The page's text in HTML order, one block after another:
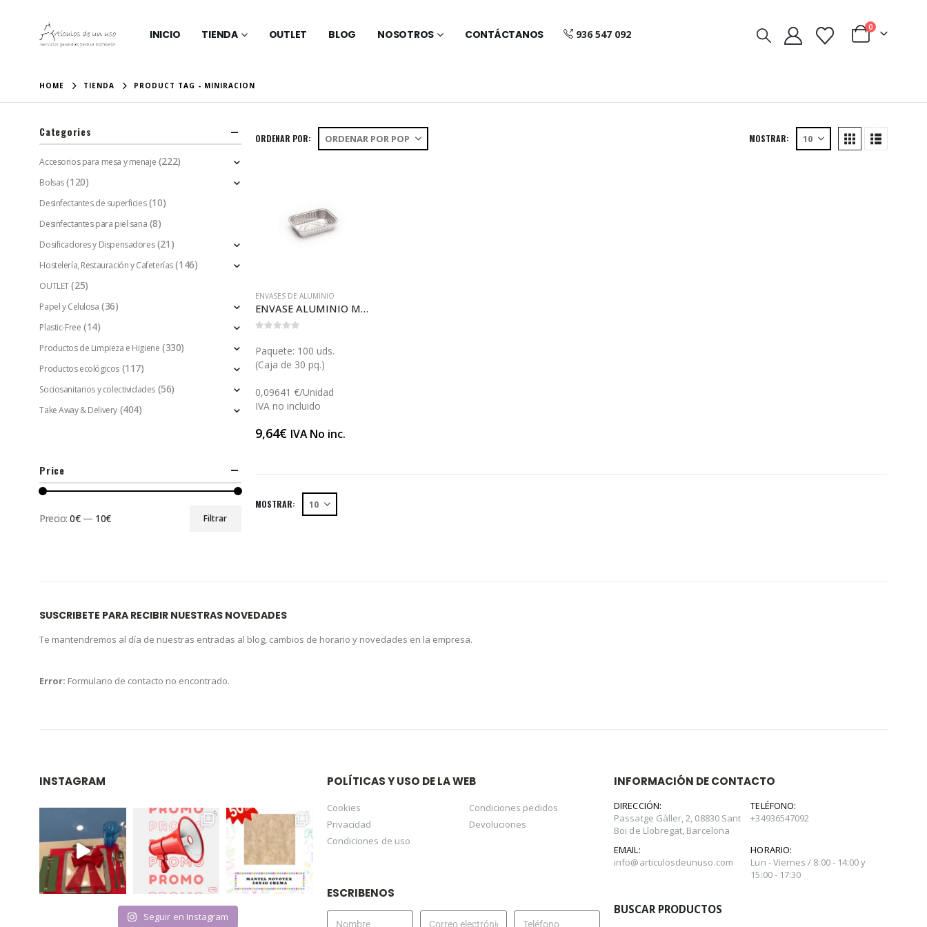
INICIO TIENDA OUTLET BLOG NOSOTROS CONTÁCTANOS 936 547 092
0
HOME TIENDA PRODUCT TAG - MINIRACION
ORDENAR POR: MOSTRAR:
ENVASES DE ALUMINIO
ENVASE ALUMINIO MINI-RACIÓN (A031)
Paquete: 100 uds.
(Caja de 30 pq.)
0,09641 €/Unidad
IVA no incluido
9,64€ IVA No inc.
MOSTRAR:
Categories
Accesorios para mesa y menaje (222)
Bolsas (120)
Desinfectantes de superficies (10)
Desinfectantes para piel sana (8)
Dosificadores y Dispensadores (21)
Hostelería, Restauración y Cafeterías (146)
OUTLET (25)
Papel y Celulosa (36)
Plastic-Free (14)
Productos de Limpieza e Higiene (330)
Productos ecológicos (117)
Sociosanitarios y colectividades (56)
Take Away & Delivery (404)
Price
Filtrar
Precio:0€— 10€
SUSCRIBETE PARA RECIBIR NUESTRAS NOVEDADES
Te mantendremos al día de nuestras entradas al blog, cambios de horario y novedades en la empresa.
Error: Formulario de contacto no encontrado.
INSTAGRAM
Seguir en Instagram
POLÍTICAS Y USO DE LA WEB
Cookies
Privacidad
Condiciones de uso
Condiciones pedidos
Devoluciones
ESCRIBENOS
INFORMACIÓN DE CONTACTO
DIRECCIÓN:
Passatge Gàller, 2, 08830 Sant
Boi de Llobregat, Barcelona
TELÉFONO:
+34936547092
EMAIL:
info@articulosdeunuso.com
HORARIO:
Lun - Viernes / 8:00 - 14:00 y
15:00 - 17:30
BUSCAR PRODUCTOS